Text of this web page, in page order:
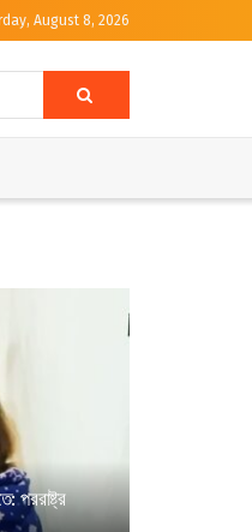
August 8, 2026
পররাষ্ট্র